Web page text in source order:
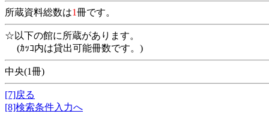
所蔵資料総数は1冊です。
☆以下の館に所蔵があります。
(ｶｯｺ内は貸出可能冊数です。)
中央(1冊)
[7]戻る
[8]検索条件入力へ